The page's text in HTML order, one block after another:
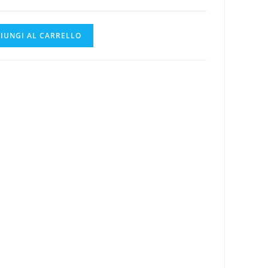
AL CARRELLO